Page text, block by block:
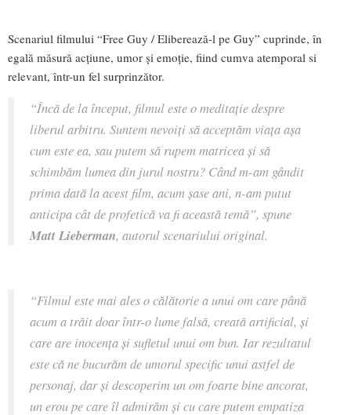
Scenariul filmului “Free Guy / Eliberează-l pe Guy” cuprinde, în
egală măsură acțiune, umor și emoție, fiind cumva atemporal si
relevant, într-un fel surprinzător.
“Încă de la început, filmul este o meditație despre
liberul arbitru. Suntem nevoiți să acceptăm viața așa
cum este ea, sau putem să rupem matricea și să
schimbăm lumea din jurul nostru? Când m-am gândit
prima dată la acest film, acum șase ani, n-am putut
anticipa cât de profetică va fi această temă”, spune
Matt Lieberman, autorul scenariului original.
“Filmul este mai ales o călătorie a unui om care până
acum a trăit doar într-o lume falsă, creată artificial, și
care are inocența și sufletul unui om bun. Iar rezultatul
este că ne bucurăm de umorul specific unui astfel de
personaj, dar și descoperim un om foarte bine ancorat,
un erou pe care îl admirăm și cu care putem empatiza